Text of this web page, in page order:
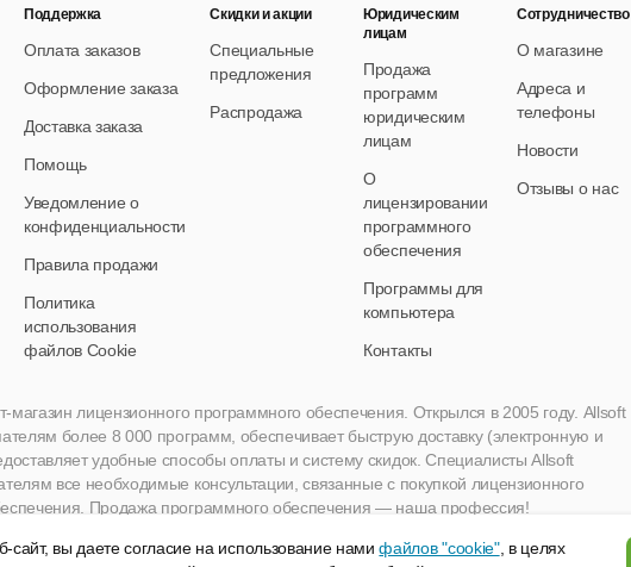
Поддержка
Оплата заказов
Оформление заказа
Доставка заказа
Помощь
Уведомление о
конфиденциальности
Правила продажи
Политика
использования
файлов Cookie
Скидки и акции
Специальные
предложения
Распродажа
Юридическим
лицам
Продажа
программ
юридическим
лицам
О
лицензировании
программного
обеспечения
Программы для
компьютера
Контакты
Сотрудничество
О магазине
Адреса и
телефоны
Новости
Отзывы о нас
магазин лицензионного программного обеспечения. Открылся в 2005 году. Allsoft
более 8 000 программ, обеспечивает быструю доставку (электронную и
удобные способы оплаты и систему скидок. Специалисты Allsoft
все необходимые консультации, связанные с покупкой лицензионного
Продажа программного обеспечения — наша профессия!
сайт, вы даете согласие на использование намифайлов "cookie", в целях